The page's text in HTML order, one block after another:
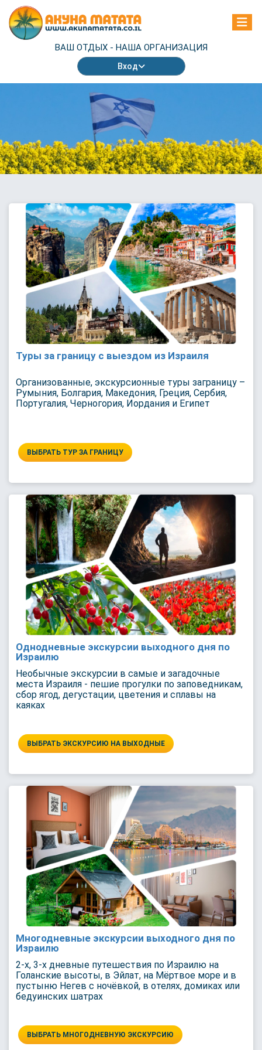
ВАШ ОТДЫХ - НАША ОРГАНИЗАЦИЯ
Вход
Туры за границу с выездом из Израиля
Организованные, экскурсионные туры заграницу –
Румыния, Болгария, Македония, Греция, Сербия,
Португалия, Черногория, Иордания и Египет
ВЫБРАТЬ ТУР ЗА ГРАНИЦУ
Однодневные экскурсии выходного дня по
Израилю
Необычные экскурсии в самые и загадочные
места Израиля - пешие прогулки по заповедникам,
сбор ягод, дегустации, цветения и сплавы на
каяках
ВЫБРАТЬ ЭКСКУРСИЮ НА ВЫХОДНЫЕ
Многодневные экскурсии выходного дня по
Израилю
2-х, 3-х дневные путешествия по Израилю на
Голанские высоты, в Эйлат, на Мёртвое море и в
пустыню Негев с ночёвкой, в отелях, домиках или
бедуинских шатрах
ВЫБРАТЬ МНОГОДНЕВНУЮ ЭКСКУРСИЮ